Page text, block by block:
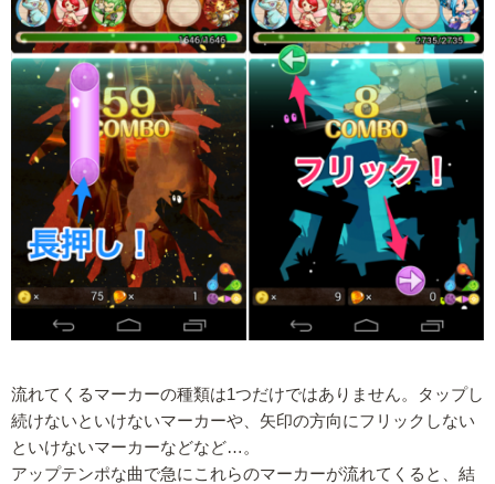
流れてくるマーカーの種類は1つだけではありません。タップし
続けないといけないマーカーや、矢印の方向にフリックしない
といけないマーカーなどなど…。
アップテンポな曲で急にこれらのマーカーが流れてくると、結